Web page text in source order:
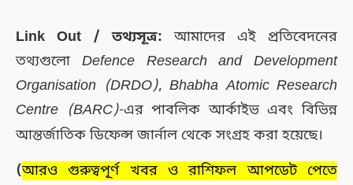
Link Out / তথ্যসূত্র: আমাদের এই প্রতিবেদনের
তথ্যগুলো Defence Research and Development
Organisation (DRDO), Bhabha Atomic Research
Centre (BARC)-এর পাবলিক আর্কাইভ এবং বিভিন্ন
আন্তর্জাতিক ডিফেন্স জার্নাল থেকে সংগ্রহ করা হয়েছে।
(আরও গুরুত্বপূর্ণ খবর ও রাশিফল আপডেট পেতে